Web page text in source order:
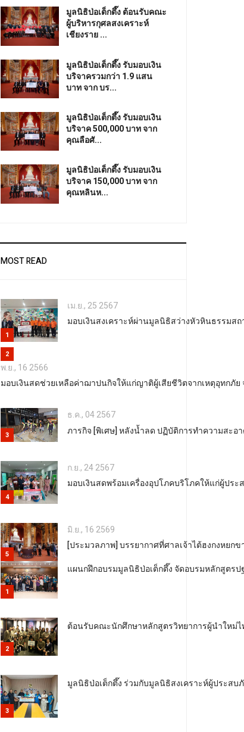
มูลนิธิป่อเต็กตึ๊ง ต้อนรับคณะ
ผู้บริหารกุศลสงเคราะห์
เชียงราย ...
มูลนิธิป่อเต็กตึ๊ง รับมอบเงิน
บริจาครวมกว่า 1.9 แสน
บาท จาก บร...
มูลนิธิป่อเต็กตึ๊ง รับมอบเงิน
บริจาค 500,000 บาท จาก
คุณลือศั...
มูลนิธิป่อเต็กตึ๊ง รับมอบเงิน
บริจาค 150,000 บาท จาก
คุณหลินห...
MOST READ
1
เม.ย., 25 2567
มอบเงินสงเคราะห์ผ่านมูลนิธิสว่างหัวหินธรรมส
2
พ.ย., 16 2566
มอบเงินสดช่วยเหลือค่าฌาปนกิจให้แก่ญาติผู้เสียชีวิตจากเหตุอุทกภัย
3
ธ.ค., 04 2567
ภารกิจ [พิเศษ] หลังน้ำลด ปฏิบัติการทำความสะ
4
ก.ย., 24 2567
มอบเงินสดพร้อมเครื่องอุปโภคบริโภคให้แก่ผู้ปร
5
มิ.ย., 16 2569
[ประมวลภาพ] บรรยากาศที่ศาลเจ้าไต้ฮงกงหยก
1
แผนกฝึกอบรมมูลนิธิป่อเต็กตึ๊ง จัดอบรมหลักสูตร
2
ต้อนรับคณะนักศึกษาหลักสูตรวิทยาการผู้นำใหม่
3
มูลนิธิป่อเต็กตึ๊ง ร่วมกับมูลนิธิสงเคราะห์ผู้ประสบ